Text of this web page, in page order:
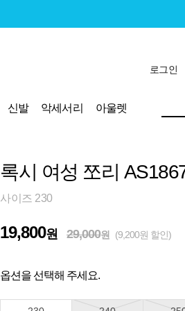
로그인
신발 악세서리
아울렛
록시 여성 쪼리
사이즈 230
19,800원 29,000원 (9,200원 할인)
옵션을 선택해 주세요.